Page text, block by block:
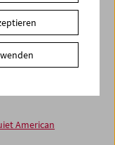
American